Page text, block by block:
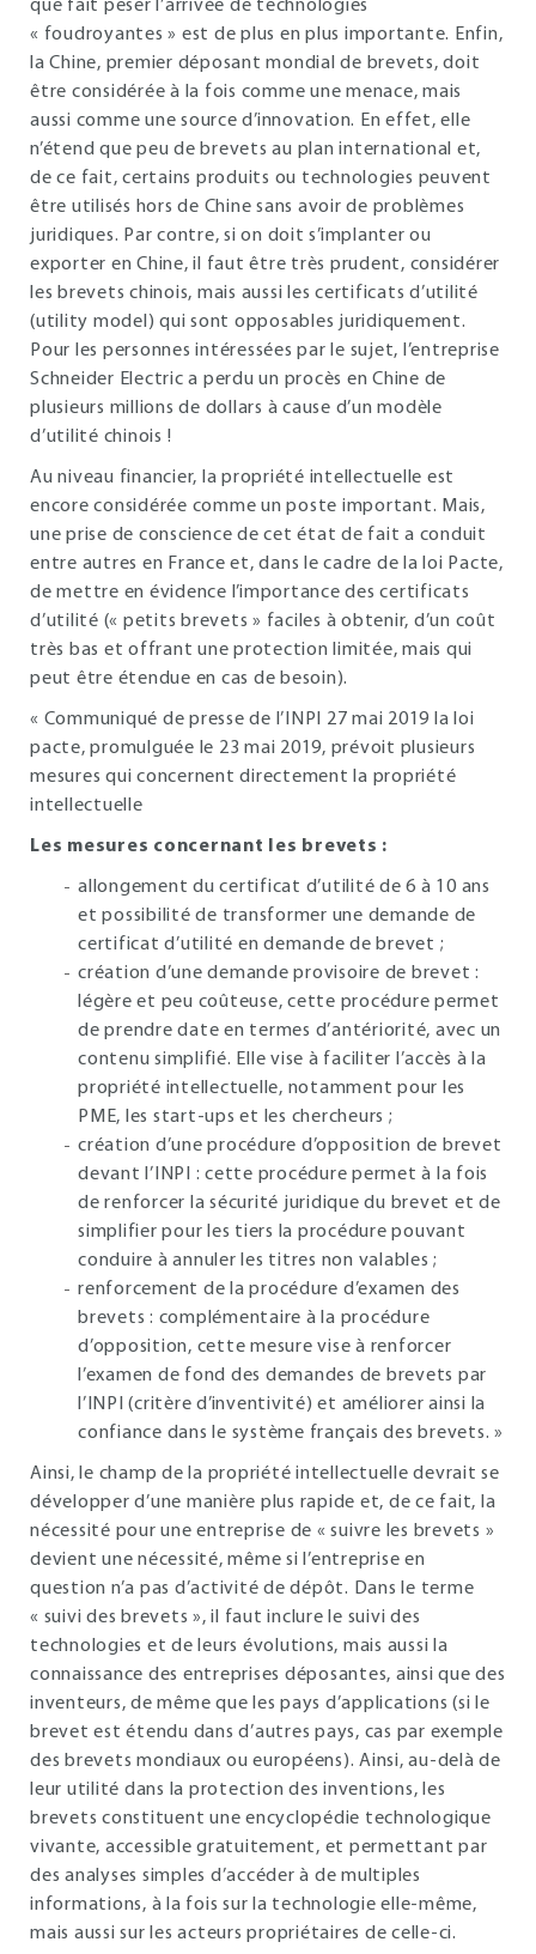
que fait peser l’arrivée de technologies
« foudroyantes » est de plus en plus importante. Enfin,
la Chine, premier déposant mondial de brevets, doit
être considérée à la fois comme une menace, mais
aussi comme une source d’innovation. En effet, elle
n’étend que peu de brevets au plan international et,
de ce fait, certains produits ou technologies peuvent
être utilisés hors de Chine sans avoir de problèmes
juridiques. Par contre, si on doit s’implanter ou
exporter en Chine, il faut être très prudent, considérer
les brevets chinois, mais aussi les certificats d’utilité
(utility model) qui sont opposables juridiquement.
Pour les personnes intéressées par le sujet, l’entreprise
Schneider Electric a perdu un procès en Chine de
plusieurs millions de dollars à cause d’un modèle
d’utilité chinois !
Au niveau financier, la propriété intellectuelle est
encore considérée comme un poste important. Mais,
une prise de conscience de cet état de fait a conduit
entre autres en France et, dans le cadre de la loi Pacte,
de mettre en évidence l’importance des certificats
d’utilité (« petits brevets » faciles à obtenir, d’un coût
très bas et offrant une protection limitée, mais qui
peut être étendue en cas de besoin).
« Communiqué de presse de l’INPI 27 mai 2019 la loi
pacte, promulguée le 23 mai 2019, prévoit plusieurs
mesures qui concernent directement la propriété
intellectuelle
Les mesures concernant les brevets :
allongement du certificat d’utilité de 6 à 10 ans
et possibilité de transformer une demande de
certificat d’utilité en demande de brevet ;
création d’une demande provisoire de brevet :
légère et peu coûteuse, cette procédure permet
de prendre date en termes d’antériorité, avec un
contenu simplifié. Elle vise à faciliter l’accès à la
propriété intellectuelle, notamment pour les
PME, les start-ups et les chercheurs ;
création d’une procédure d’opposition de brevet
devant l’INPI : cette procédure permet à la fois
de renforcer la sécurité juridique du brevet et de
simplifier pour les tiers la procédure pouvant
conduire à annuler les titres non valables ;
renforcement de la procédure d’examen des
brevets : complémentaire à la procédure
d’opposition, cette mesure vise à renforcer
l’examen de fond des demandes de brevets par
l’INPI (critère d’inventivité) et améliorer ainsi la
confiance dans le système français des brevets. »
Ainsi, le champ de la propriété intellectuelle devrait se
développer d’une manière plus rapide et, de ce fait, la
nécessité pour une entreprise de « suivre les brevets »
devient une nécessité, même si l’entreprise en
question n’a pas d’activité de dépôt. Dans le terme
« suivi des brevets », il faut inclure le suivi des
technologies et de leurs évolutions, mais aussi la
connaissance des entreprises déposantes, ainsi que des
inventeurs, de même que les pays d’applications (si le
brevet est étendu dans d’autres pays, cas par exemple
des brevets mondiaux ou européens). Ainsi, au-delà de
leur utilité dans la protection des inventions, les
brevets constituent une encyclopédie technologique
vivante, accessible gratuitement, et permettant par
des analyses simples d’accéder à de multiples
informations, à la fois sur la technologie elle-même,
mais aussi sur les acteurs propriétaires de celle-ci.